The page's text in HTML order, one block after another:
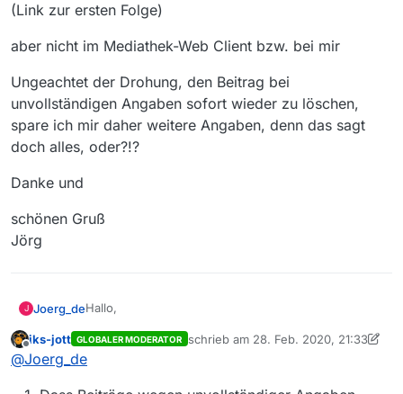
(Link zur ersten Folge)
aber nicht im Mediathek-Web Client bzw. bei mir
Ungeachtet der Drohung, den Beitrag bei
unvollständigen Angaben sofort wieder zu löschen,
spare ich mir daher weitere Angaben, denn das sagt
doch alles, oder?!?
Danke und
schönen Gruß
Jörg
J Joerg_deHallo,
die 5 Folgen der Serie
“Indonesien - ungezähmt”
Offline
iks-jott GLOBALER MODERATOR schrieb am 28. Feb. 2020, 21:33
zuletzt editiert von iks-jott
@Joerg_de